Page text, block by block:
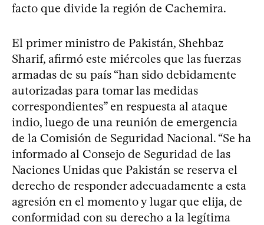
facto que divide la región de Cachemira.
El primer ministro de Pakistán, Shehbaz
Sharif, afirmó este miércoles que las fuerzas
armadas de su país “han sido debidamente
autorizadas para tomar las medidas
correspondientes” en respuesta al ataque
indio, luego de una reunión de emergencia
de la Comisión de Seguridad Nacional. “Se ha
informado al Consejo de Seguridad de las
Naciones Unidas que Pakistán se reserva el
derecho de responder adecuadamente a esta
agresión en el momento y lugar que elija, de
conformidad con su derecho a la legítima